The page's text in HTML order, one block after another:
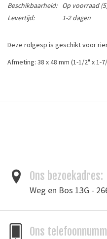
Beschikbaarheid: Op voorraad
Levertijd:
1-2 dagen
Deze rolgesp is geschikt voor
Afmeting: 38 x 48 mm (1-1/2" x 1-
Ons bezoekadres:
Weg en Bos 13G -
Ons